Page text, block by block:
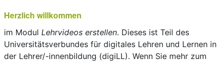
Herzlich willkommen
im Modul Lehrvideos erstellen. Dieses ist Teil des
Universitätsverbundes für digitales Lehren und Lernen in
der Lehrer/-innenbildung (digiLL). Wenn Sie mehr zum